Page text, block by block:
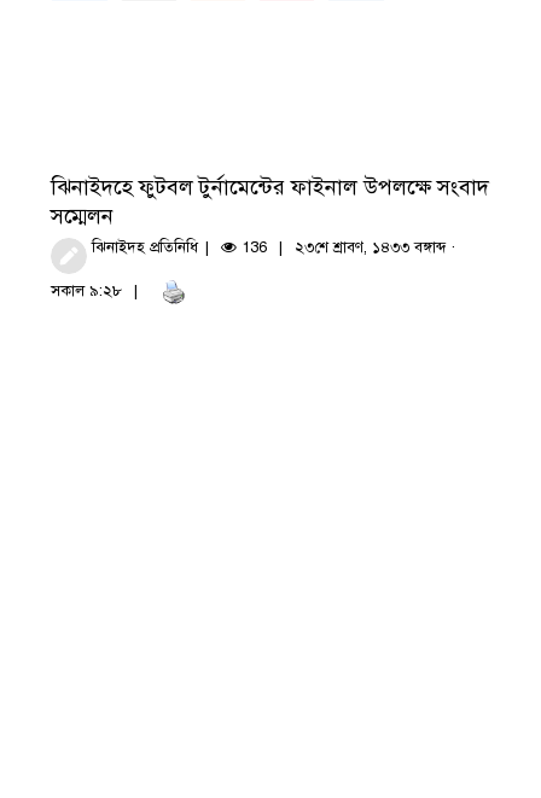
ঝিনাইদহে ফুটবল টুর্নামেন্টের ফাইনাল উপলক্ষে সংবাদ
সম্মেলন
ঝিনাইদহ প্রতিনিধি 136 ২৩শে শ্রাবণ, ১৪৩৩ বঙ্গাব্দ ·
সকাল ৯:২৮